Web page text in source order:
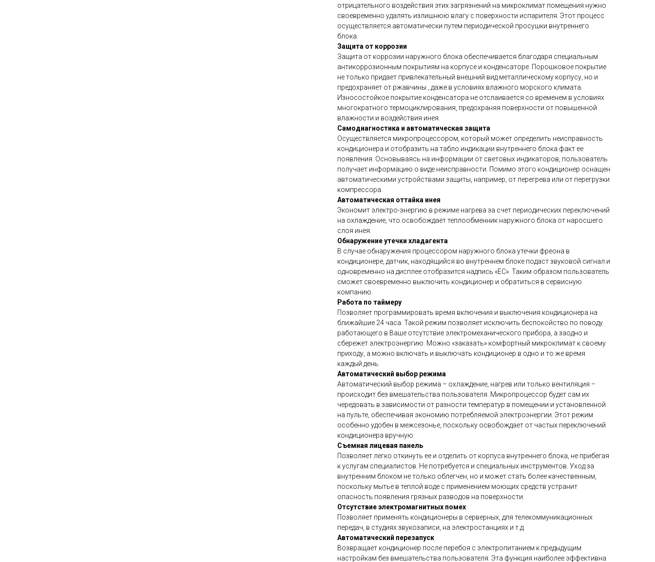
отрицательного воздействия этих загрязнений на микроклимат помещения нужно
своевременно удалять излишнюю влагу с поверхности испарителя. Этот процесс
осуществляется автоматически путем периодической просушки внутреннего
блока.
Защита от коррозии
Защита от коррозии наружного блока обеспечивается благодаря специальным
антикоррозионным покрытиям на корпусе и конденсаторе. Порошковое покрытие
не только придает привлекательный внешний вид металлическому корпусу, но и
предохраняет от ржавчины , даже в условиях влажного морского климата.
Износостойкое покрытие конденсатора не отслаивается со временем в условиях
многократного термоциклирования, предохраняя поверхности от повышенной
влажности и воздействия инея.
Самодиагностика и автоматическая защита
Осуществляется микропроцессором, который может определить неисправность
кондиционера и отобразить на табло индикации внутреннего блока факт ее
появления. Основываясь на информации от световых индикаторов, пользователь
получает информацию о виде неисправности. Помимо этого кондиционер оснащен
автоматическими устройствами защиты, например, от перегрева или от перегрузки
компрессора.
Автоматическая оттайка инея
Экономит электро-энергию в режиме нагрева за счет периодических переключений
на охлаждение, что освобождает теплообменник наружного блока от наросшего
слоя инея.
Обнаружение утечки хладагента
В случае обнаружения процессором наружного блока утечки фреона в
кондиционере, датчик, находящийся во внутреннем блоке подаст звуковой сигнал и
одновременно на дисплее отобразится надпись «EC». Таким образом пользователь
сможет своевременно выключить кондиционер и обратиться в сервисную
компанию.
Работа по таймеру
Позволяет программировать время включения и выключения кондиционера на
ближайшие 24 часа. Такой режим позволяет исключить беспокойство по поводу
работающего в Ваше отсутствие электромеханического прибора, а заодно и
сбережет электроэнергию. Можно «заказать» комфортный микроклимат к своему
приходу, а можно включать и выключать кондиционер в одно и то же время
каждый день.
Автоматический выбор режима
Автоматический выбор режима – охлаждение, нагрев или только вентиляция –
происходит без вмешательства пользователя. Микропроцессор будет сам их
чередовать в зависимости от разности температур в помещении и установленной
на пульте, обеспечивая экономию потребляемой электроэнергии. Этот режим
особенно удобен в межсезонье, поскольку освобождает от частых переключений
кондиционера вручную.
Съемная лицевая панель
Позволяет легко откинуть ее и отделить от корпуса внутреннего блока, не прибегая
к услугам специалистов. Не потребуется и специальных инструментов. Уход за
внутренним блоком не только облегчен, но и может стать более качественным,
поскольку мытье в теплой воде с применением моющих средств устранит
опасность появления грязных разводов на поверхности.
Отсутствие электромагнитных помех
Позволяет применять кондиционеры в серверных, для телекоммуникационных
передач, в студиях звукозаписи, на электростанциях и т.д.
Автоматический перезапуск
Возвращает кондиционер после перебоя с электропитанием к предыдущим
настройкам без вмешательства пользователя. Эта функция наиболее эффективна